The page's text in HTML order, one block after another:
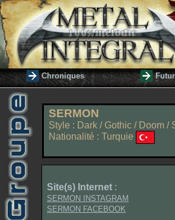
Chroniques
SERMON
Style : Dark / Gothic / Doom /
Nationalité : Turquie
Site(s) Internet :
SERMON INSTAGRAM
SERMON FACEBOOK